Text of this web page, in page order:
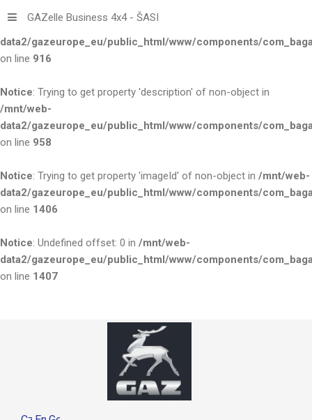
Notice: Trying to get property 'title' of non-object in
data2/gazeurope_eu/public_html/www/components/
on line 916
Notice: Trying to get property 'description' of non-object in
/mnt/web-
data2/gazeurope_eu/public_html/www/components/
on line 958
Notice: Trying to get property 'imageId' of non-object in /mnt/web-
data2/gazeurope_eu/public_html/www/components/
on line 1406
Notice: Undefined offset: 0 in /mnt/web-
data2/gazeurope_eu/public_html/www/components/
on line 1407
GAZelle Business 4x4 - ŠASI